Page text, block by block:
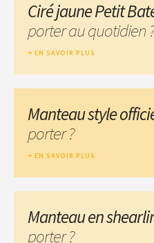
Ciré jaune Petit
porter au quotidien
EN SAVOIR PLUS
Manteau style
porter ?
EN SAVOIR PLUS
Manteau en
porter ?